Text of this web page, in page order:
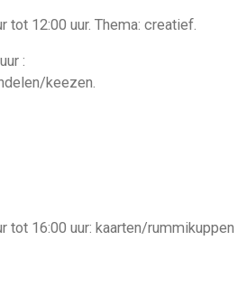
tot 12:00 uur. Thema: creatief.
:
/keezen.
tot 16:00 uur: kaarten/rummikuppen